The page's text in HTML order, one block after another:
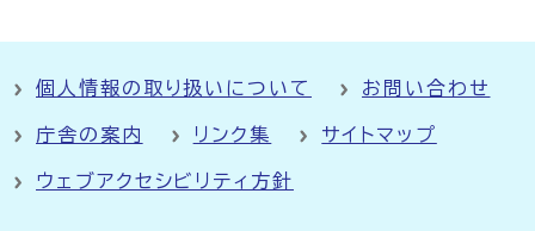
個人情報の取り扱いについて お問い合わせ
庁舎の案内 リンク集 サイトマップ
ウェブアクセシビリティ方針